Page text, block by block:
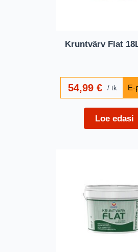
Kruntvärv Flat
54,99 € tk
Loe edasi